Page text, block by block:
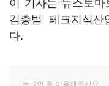
이 기사는 뉴스토
김충범 테크지식산
다.